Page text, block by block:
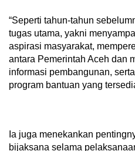
“Seperti tahun-tahun
tugas utama, yakni
aspirasi masyarakat,
antara Pemerintah Aceh dan
informasi pembangunan,
program bantuan yang
Ia juga menekankan
bijaksana selama